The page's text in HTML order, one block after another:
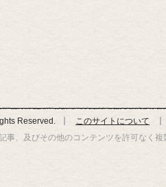
Reserved. このサイトについて
事、及びその他のコンテンツを許可なく複